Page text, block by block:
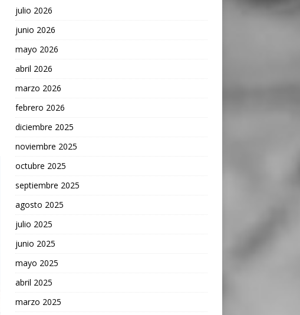
julio 2026
junio 2026
mayo 2026
abril 2026
marzo 2026
febrero 2026
diciembre 2025
noviembre 2025
octubre 2025
septiembre 2025
agosto 2025
julio 2025
junio 2025
mayo 2025
abril 2025
marzo 2025